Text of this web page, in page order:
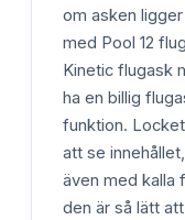
om asken
med Pool 12
Kinetic flugask
ha en billig
funktion.
att se
även med kalla
den är så lätt